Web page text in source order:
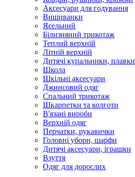
Аксесуари для годування
Вишиванки
Ясельний
Білизняний трикотаж
Теплий верхній
Літній верхній
Дитячі купальники, плавки
Школа
Шкільні аксесуари
Джинсовий одяг
Спальний трикотаж
Шкарпетки та колготи
В'язані вироби
Верхній одяг
Перчатки, рукавички
Головні убори, шарфи
Дитячі аксесуари, іграшки
Взуття
Одяг для дорослих